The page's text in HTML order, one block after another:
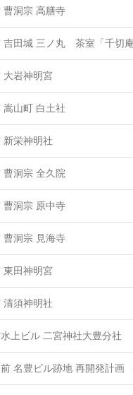
曹洞宗 高膳寺
吉田城 三ノ丸 茶室「千切
大岩神明宮
嵩山町 白土社
新栄神明社
曹洞宗 全久院
曹洞宗 原中寺
曹洞宗 見海寺
東田神明宮
清須神明社
上ビル 二宮神社大豊分社
前 名豊ビル跡地 再開発計画